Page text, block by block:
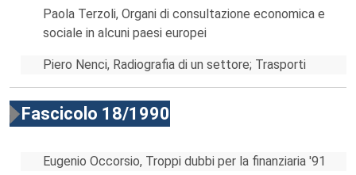
Paola Terzoli, Organi di consultazione economica e
sociale in alcuni paesi europei
Piero Nenci, Radiografia di un settore; Trasporti
Fascicolo 18/1990
Eugenio Occorsio, Troppi dubbi per la finanziaria '91